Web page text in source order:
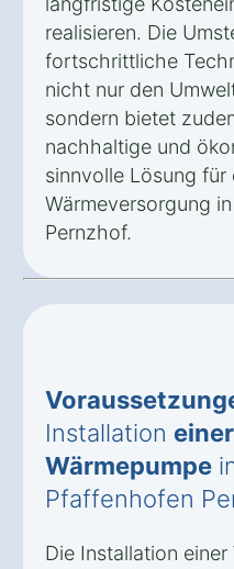
realisieren. Die
fortschrittliche
nicht nur den
sondern bietet
nachhaltige und
sinnvolle Lösung für
Wärmeversorgung
Pernzhof.
Installation einer
Wärmepumpe
Pfaffenhofen
Die Installation einer